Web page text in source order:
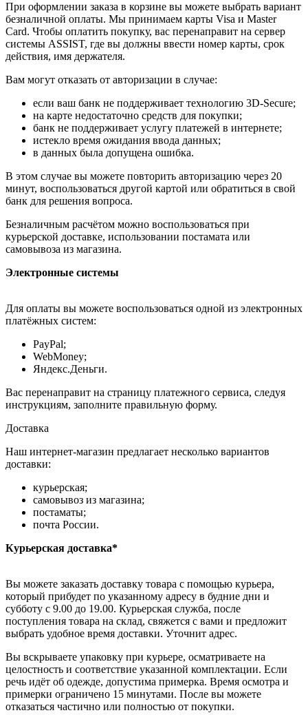
При оформлении заказа в корзине вы можете выбрать вариант
безналичной оплаты. Мы принимаем карты Visa и Master
Card. Чтобы оплатить покупку, вас перенаправит на сервер
системы ASSIST, где вы должны ввести номер карты, срок
действия, имя держателя.
Вам могут отказать от авторизации в случае:
если ваш банк не поддерживает технологию 3D-Secure;
на карте недостаточно средств для покупки;
банк не поддерживает услугу платежей в интернете;
истекло время ожидания ввода данных;
в данных была допущена ошибка.
В этом случае вы можете повторить авторизацию через 20
минут, воспользоваться другой картой или обратиться в свой
банк для решения вопроса.
Безналичным расчётом можно воспользоваться при
курьерской доставке, использовании постамата или
самовывоза из магазина.
Электронные системы
Для оплаты вы можете воспользоваться одной из электронных
платёжных систем:
PayPal;
WebMoney;
Яндекс.Деньги.
Вас перенаправит на страницу платежного сервиса, следуя
инструкциям, заполните правильную форму.
Доставка
Наш интернет-магазин предлагает несколько вариантов
доставки:
курьерская;
самовывоз из магазина;
постаматы;
почта России.
Курьерская доставка*
Вы можете заказать доставку товара с помощью курьера,
который прибудет по указанному адресу в будние дни и
субботу с 9.00 до 19.00. Курьерская служба, после
поступления товара на склад, свяжется с вами и предложит
выбрать удобное время доставки. Уточнит адрес.
Вы вскрываете упаковку при курьере, осматриваете на
целостность и соответствие указанной комплектации. Если
речь идёт об одежде, допустима примерка. Время осмотра и
примерки ограничено 15 минутами. После вы можете
отказаться частично или полностью от покупки.